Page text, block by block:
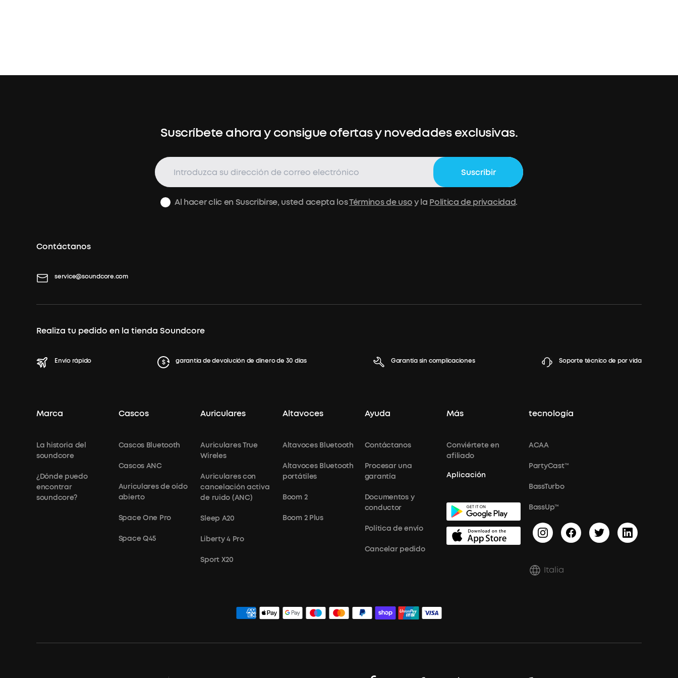
Suscríbete ahora y consigue ofertas y novedades exclusivas.
Suscribir
Al hacer clic en Suscribirse, usted acepta losTérminos de usoy la Política de privacidad.
Contáctanos
service@soundcore.com
Realiza tu pedido en la tienda Soundcore
Envío rápido garantía de devolución de dinero de 30 días Garantía sin complicaciones Soporte técnico de por vida
Marca
La historia del
soundcore
¿Dónde puedo
encontrar
soundcore?
Cascos
Cascos Bluetooth
Cascos ANC
Auriculares de oído
abierto
Space One Pro
Space Q45
Auriculares
Auriculares True
Wireles
Auriculares con
cancelación activa
de ruido (ANC)
Sleep A20
Liberty 4 Pro
Sport X20
Altavoces
Altavoces Bluetooth
Altavoces Bluetooth
portátiles
Boom 2
Boom 2 Plus
Ayuda
Contáctanos
Procesar una
garantía
Documentos y
conductor
Política de envío
Cancelar pedido
Más
Conviértete en
afiliado
Aplicación
tecnología
ACAA
PartyCast™
BassTurbo
BassUp™
Italia